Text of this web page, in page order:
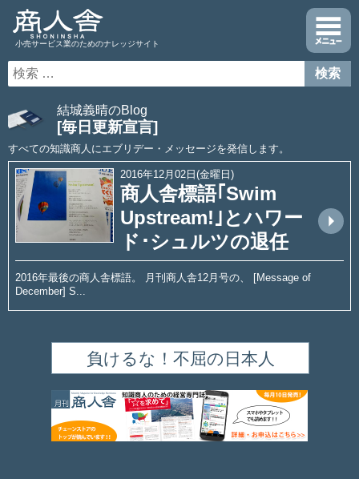
小売サービス業のためのナレッジサイト
結城義晴のBlog
[毎日更新宣言]
すべての知識商人にエブリデー・メッセージを発信します。
2016年12月02日(金曜日)
商人舎標語｢Swim
Upstream!｣とハワー
ド･シュルツの退任
arrow_drop_up
2016年最後の商人舎標語。 月刊商人舎12月号の、 [Message of
December] S...
負けるな！不屈の日本人